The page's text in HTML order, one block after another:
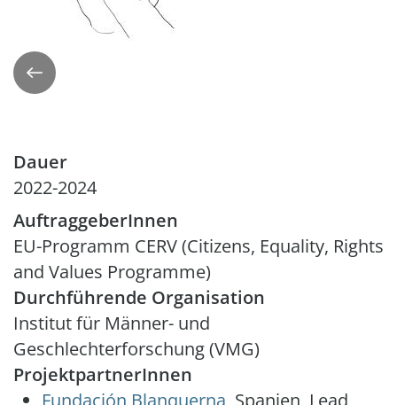
Zurück
Dauer
2022-2024
AuftraggeberInnen
EU-Programm CERV (Citizens, Equality, Rights
and Values Programme)
Durchführende Organisation
Institut für Männer- und
Geschlechterforschung (VMG)
ProjektpartnerInnen
Fundación Blanquerna, Spanien, Lead